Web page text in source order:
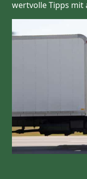
wertvolle Tipps mit